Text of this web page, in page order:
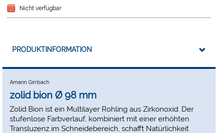
Diee Rohstoffe ermöglichen ein Plus an geforderter
Mindestfestigkeit nach Klasse 5 (DIN EN ISO 6872) über den
Sicherheit. Von minimalinvasiven Veneers über
Zolid Bion sind kaum Grenzen gesetzt.
Nicht verfügbar
PRODUKTINFORMATION
Amann Girrbach
zolid bion Ø 98 mm
Zolid Bion ist ein Multilayer Rohling aus Zirkonoxid. Der
stufenlose Farbverlauf, kombiniert mit einer erhöhten
Transluzenz im Schneidebereich, schafft Natürlichkeit